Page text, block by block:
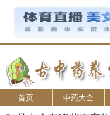
首页 中药大全